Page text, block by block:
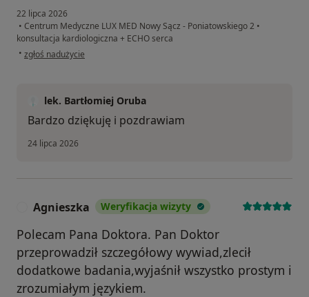
22 lipca 2026
• Centrum Medyczne LUX MED Nowy Sącz - Poniatowskiego 2 •
konsultacja kardiologiczna + ECHO serca
• w opinii użytkownika TL
zgłoś nadużycie
lek. Bartłomiej Oruba
Bardzo dziękuję i pozdrawiam
24 lipca 2026
Agnieszka Weryfikacja wizyty
Polecam Pana Doktora. Pan Doktor
przeprowadził szczegółowy wywiad,zlecił
dodatkowe badania,wyjaśnił wszystko prostym i
zrozumiałym językiem.